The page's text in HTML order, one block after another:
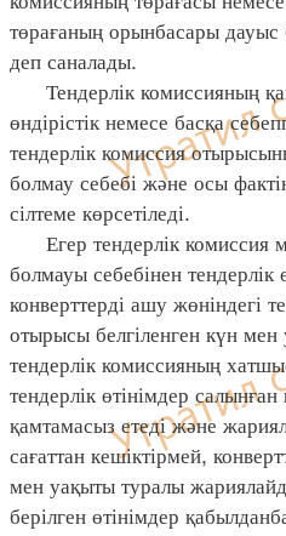
төрағаның орынбасары
деп саналады.
Тендерлік комиссияның
өндірістік немесе басқа
тендерлік комиссия
болмау себебі және осы
сілтеме көрсетіледі.
Егер тендерлік комиссия
болмауы себебінен тендерлік
конверттерді ашу жөніндегі
отырысы белгіленген күн
тендерлік комиссияның
тендерлік өтінімдер
қамтамасыз етеді және
сағаттан кешіктірмей,
мен уақыты туралы
берілген өтінімдер